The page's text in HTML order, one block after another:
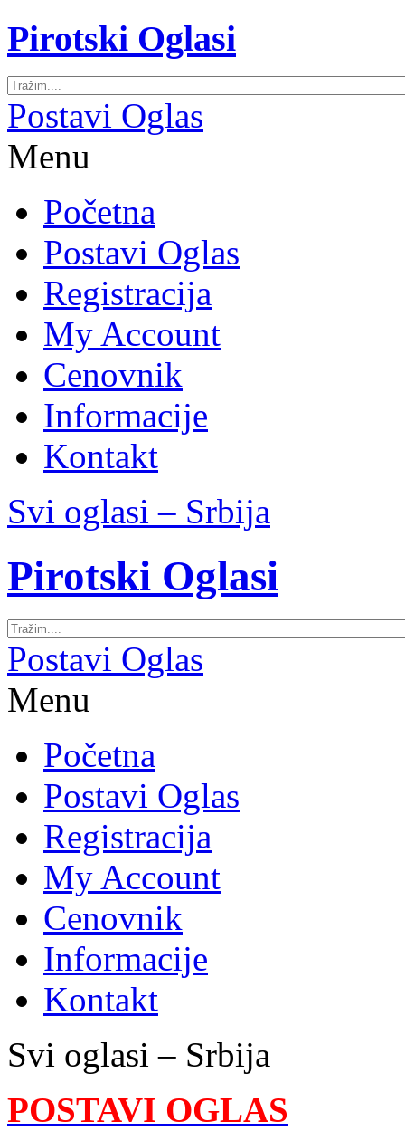
Pirotski Oglasi
Postavi Oglas
Menu
Početna
Postavi Oglas
Registracija
My Account
Cenovnik
Informacije
Kontakt
Svi oglasi – Srbija
Pirotski Oglasi
Postavi Oglas
Menu
Početna
Postavi Oglas
Registracija
My Account
Cenovnik
Informacije
Kontakt
Svi oglasi – Srbija
POSTAVI OGLAS